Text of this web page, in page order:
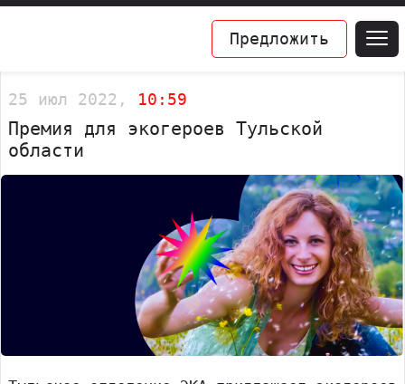
Предложить
25 июл 2022, 10:59
Премия для экогероев Тульской
области